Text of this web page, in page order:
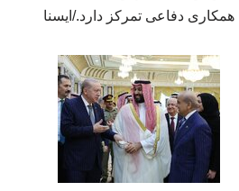
همکاری دفاعی تمرکز دارد./ایسنا